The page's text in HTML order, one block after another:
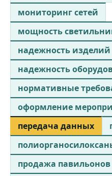
мониторинг сетей
мощность
надежность изделий
надежность
нормативные
оформление
передача данных
продажа павильонов